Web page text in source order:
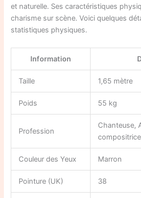
et naturelle. Ses caractéristiques
charisme sur scène. Voici quelques
statistiques physiques.
Information
Taille 1,65 mètre
Poids 55 kg
Profession
Chanteuse,
compositrice
Couleur des Yeux Marron
Pointure (UK) 38